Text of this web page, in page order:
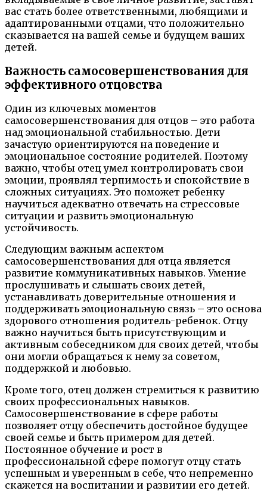
вас стать более ответственными, любящими и
адаптированными отцами, что положительно
сказывается на вашей семье и будущем ваших
детей.
Важность самосовершенствования для
эффективного отцовства
Один из ключевых моментов
самосовершенствования для отцов – это работа
над эмоциональной стабильностью. Дети
зачастую ориентируются на поведение и
эмоциональное состояние родителей. Поэтому
важно, чтобы отец умел контролировать свои
эмоции, проявлял терпимость и спокойствие в
сложных ситуациях. Это поможет ребенку
научиться адекватно отвечать на стрессовые
ситуации и развить эмоциональную
устойчивость.
Следующим важным аспектом
самосовершенствования для отца является
развитие коммуникативных навыков. Умение
прослушивать и слышать своих детей,
устанавливать доверительные отношения и
поддерживать эмоциональную связь – это основа
здорового отношения родитель-ребенок. Отцу
важно научиться быть присутствующим и
активным собеседником для своих детей, чтобы
они могли обращаться к нему за советом,
поддержкой и любовью.
Кроме того, отец должен стремиться к развитию
своих профессиональных навыков.
Самосовершенствование в сфере работы
позволяет отцу обеспечить достойное будущее
своей семье и быть примером для детей.
Постоянное обучение и рост в
профессиональной сфере помогут отцу стать
успешным и уверенным в себе, что непременно
скажется на воспитании и развитии его детей.